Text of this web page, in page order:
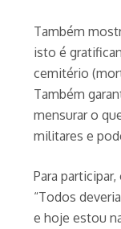
Também
isto é
cemitério
Também
mensurar o
militares e
Para
“Todos
e hoje estou